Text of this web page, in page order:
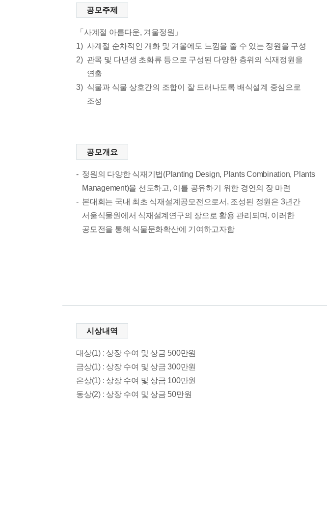
공모주제
사계절 아름다운, 겨울정원
1) 사계절 순차적인 개화 및 겨울에도 느낌을 줄 수 있는 정원을 구성
2) 관목 및 다년생 초화류 등으로 구성된 다양한 층위의 식재정원을
연출
3) 식물과 식물 상호간의 조합이 잘 드러나도록 배식설계 중심으로
조성
공모개요
정원의 다양한 식재기법(Planting Design, Plants Combination, Plants
Management)을 선도하고, 이를 공유하기 위한 경연의 장 마련
본대회는 국내 최초 식재설계공모전으로서, 조성된 정원은 3년간
서울식물원에서 식재설계연구의 장으로 활용 관리되며, 이러한
공모전을 통해 식물문화확산에 기여하고자함
시상내역
대상(1) : 상장 수여 및 상금 500만원
금상(1) : 상장 수여 및 상금 300만원
은상(1) : 상장 수여 및 상금 100만원
동상(2) : 상장 수여 및 상금 50만원